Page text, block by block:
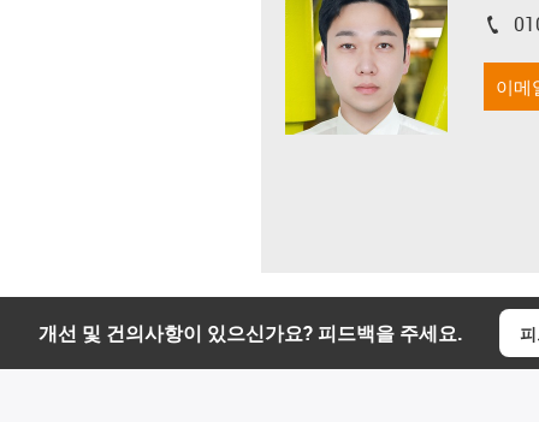
igus-
이메
개선 및 건의사항이 있으신가요? 피드백을 주세요.